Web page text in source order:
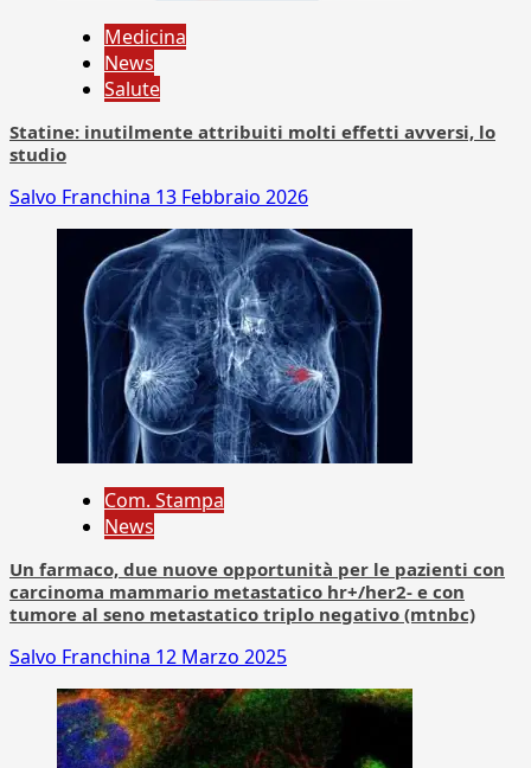
Medicina
News
Salute
Statine: inutilmente attribuiti molti effetti avversi, lo
studio
Salvo Franchina 13 Febbraio 2026
Com. Stampa
News
Un farmaco, due nuove opportunità per le pazienti con
carcinoma mammario metastatico hr+/her2- e con
tumore al seno metastatico triplo negativo (mtnbc)
Salvo Franchina 12 Marzo 2025